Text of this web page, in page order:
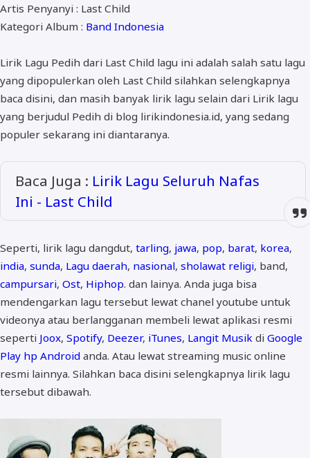
NISA SABYAN
Artis Penyanyi : Last Child
Kategori Album : Band Indonesia
Lirik Lagu Pedih dari Last Child lagu ini adalah salah satu lagu
yang dipopulerkan oleh Last Child silahkan selengkapnya
baca disini, dan masih banyak lirik lagu selain dari Lirik lagu
yang berjudul Pedih di blog lirikindonesia.id, yang sedang
populer sekarang ini diantaranya.
Baca Juga : Lirik Lagu Seluruh Nafas
Ini - Last Child
Seperti, lirik lagu dangdut, tarling, jawa, pop, barat, korea,
india, sunda, Lagu daerah, nasional, sholawat religi, band,
campursari, Ost, Hiphop. dan lainya. Anda juga bisa
mendengarkan lagu tersebut lewat chanel youtube untuk
videonya atau berlangganan membeli lewat aplikasi resmi
seperti Joox, Spotify, Deezer, iTunes, Langit Musik di Google
Play hp Android anda. Atau lewat streaming music online
resmi lainnya. Silahkan baca disini selengkapnya lirik lagu
tersebut dibawah.